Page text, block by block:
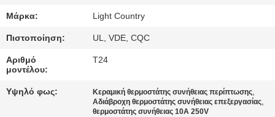
ΠΟΙΟΤΙΚΌΣ
ΈΛΕΓΧΟΣ
ΜΑΣ
Μάρκα: Light Country
Πιστοποίηση: UL, VDE, CQC
Αριθμό
μοντέλου:
T24
Υψηλό φως: Κεραμική θερμοστάτης συνήθειας περίπτωσης,
Αδιάβροχη θερμοστάτης συνήθειας επεξεργασίας,
θερμοστάτης συνήθειας 10A 250V